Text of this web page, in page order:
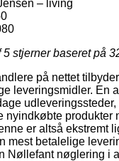
– living
5 stjerner baseret på
på nettet
leveringsmidler. En
nyindkøbte produkter
er altså ekstremt
mest betalelige
Nøllefant nøglering i